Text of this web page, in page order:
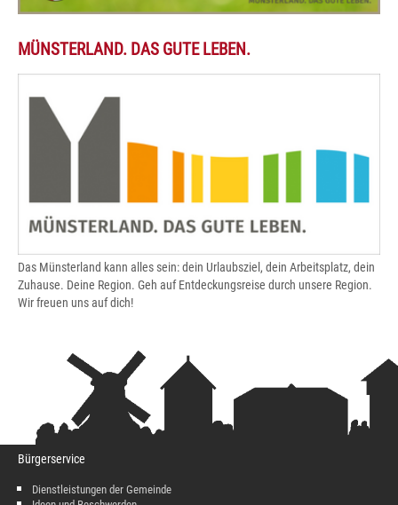
MÜNSTERLAND. DAS GUTE LEBEN.
Das Münsterland kann alles sein: dein Urlaubsziel, dein Arbeitsplatz, dein
Zuhause. Deine Region. Geh auf Entdeckungsreise durch unsere Region.
Wir freuen uns auf dich!
Bürgerservice
Dienstleistungen der Gemeinde